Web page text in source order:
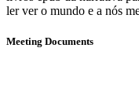
ler ver o mundo e a nós
Meeting Documents